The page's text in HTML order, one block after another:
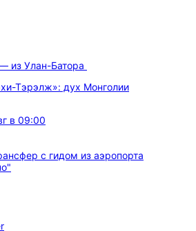
из Улан-Батора
Тэрэлж»: дух Монголии
в 09:00